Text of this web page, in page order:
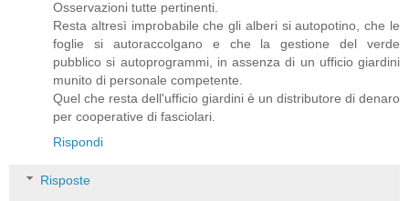
Osservazioni tutte pertinenti.
Resta altresì improbabile che gli alberi si autopotino, che le
foglie si autoraccolgano e che la gestione del verde
pubblico si autoprogrammi, in assenza di un ufficio giardini
munito di personale competente.
Quel che resta dell'ufficio giardini è un distributore di denaro
per cooperative di fasciolari.
Rispondi
Risposte